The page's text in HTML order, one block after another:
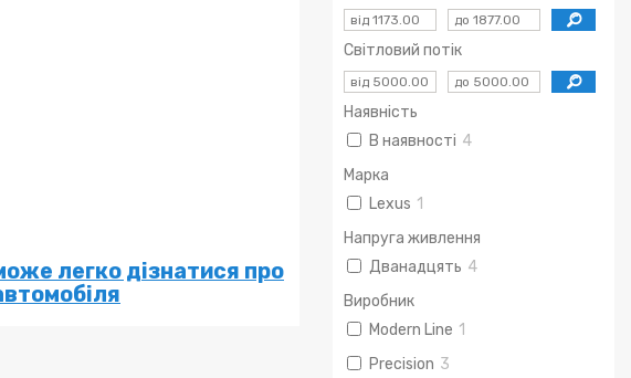
Світловий потік
Наявність
В наявності 4
Марка
Lexus 1
Напруга живлення
Дванадцять 4
Виробник
Modern Line 1
Precision 3
легко дізнатися про